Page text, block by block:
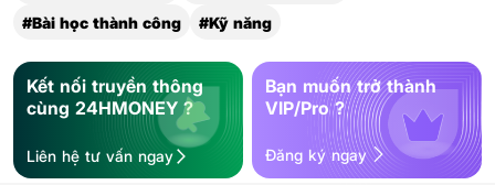
#Bài học thành công
#Kỹ năng
Kết nối truyền thông
cùng 24HMONEY ?
Liên hệ tư vấn ngay
Bạn muốn trở thành
VIP/Pro ?
Đăng ký ngay